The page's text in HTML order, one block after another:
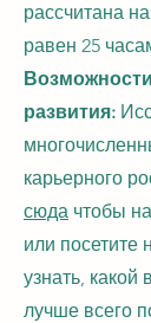
рассчитана
равен 25
развития:
карьерного
сюда чтобы
или посетите
узнать, какой
лучше всего